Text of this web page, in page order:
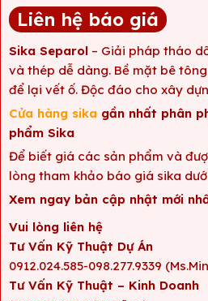
Liên hệ báo giá
Sika Separol – Giải pháp tháo
và thép dễ dàng. Bề mặt bê
để lại vết ố. Độc đáo cho xây
Cửa hàng sika gần nhất phân
phẩm Sika
Để biết giá các sản phẩm và
lòng tham khảo báo giá sika
Xem ngay bản cập nhật mới
Vui lòng liên hệ
Tư Vấn Kỹ Thuật Dự Án
0912.024.585-098.277.9339
Tư Vấn Kỹ Thuật – Kinh Doanh